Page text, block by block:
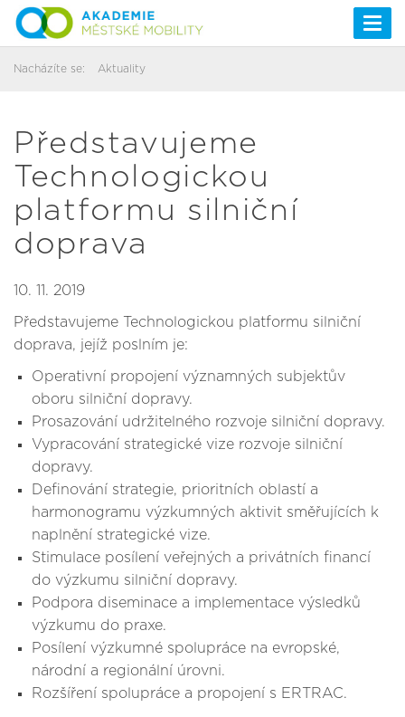
Nacházíte se: Aktuality
Představujeme
Technologickou
platformu silniční
doprava
10. 11. 2019
Představujeme Technologickou platformu silniční
doprava, jejíž poslním je:
Operativní propojení významných subjektův
oboru silniční dopravy.
Prosazování udržitelného rozvoje silniční dopravy.
Vypracování strategické vize rozvoje silniční
dopravy.
Definování strategie, prioritních oblastí a
harmonogramu výzkumných aktivit směřujících k
naplnění strategické vize.
Stimulace posílení veřejných a privátních financí
do výzkumu silniční dopravy.
Podpora diseminace a implementace výsledků
výzkumu do praxe.
Posílení výzkumné spolupráce na evropské,
národní a regionální úrovni.
Rozšíření spolupráce a propojení s ERTRAC.